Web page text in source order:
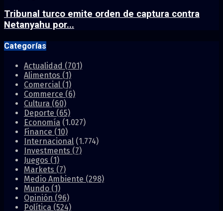
Tribunal turco emite orden de captura contra
Netanyahu por...
Categorías
Actualidad (701)
Alimentos (1)
Comercial (1)
Commerce (6)
Cultura (60)
Deporte (65)
Economía (1.027)
Finance (10)
Internacional (1.774)
Investments (7)
Juegos (1)
Markets (7)
Medio Ambiente (298)
Mundo (1)
Opinión (96)
Política (524)